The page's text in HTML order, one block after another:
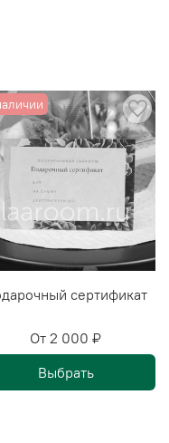
сертификат
От 2 000 ₽
Выбрать